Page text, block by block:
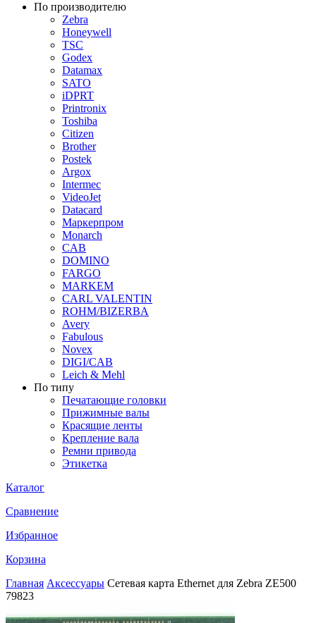
По производителю
Zebra
Honeywell
TSC
Godex
Datamax
SATO
iDPRT
Printronix
Toshiba
Citizen
Brother
Postek
Argox
Intermec
VideoJet
Datacard
Маркерпром
Monarch
CAB
DOMINO
FARGO
MARKEM
CARL VALENTIN
ROHM/BIZERBA
Avery
Fabulous
Novex
DIGI/CAB
Leich & Mehl
По типу
Печатающие головки
Прижимные валы
Красящие ленты
Крепление вала
Ремни привода
Этикетка
Каталог
Сравнение
Избранное
Корзина
Главная Аксессуары Сетевая карта Ethernet для Zebra ZE500
79823